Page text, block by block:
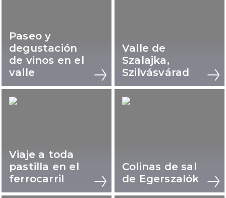
Paseo y
degustación
de vinos en el
valle
Valle de
Szalajka,
Szilvásvárad
Viaje a toda
pastilla en el
ferrocarril
Colinas de sal
de Egerszalók